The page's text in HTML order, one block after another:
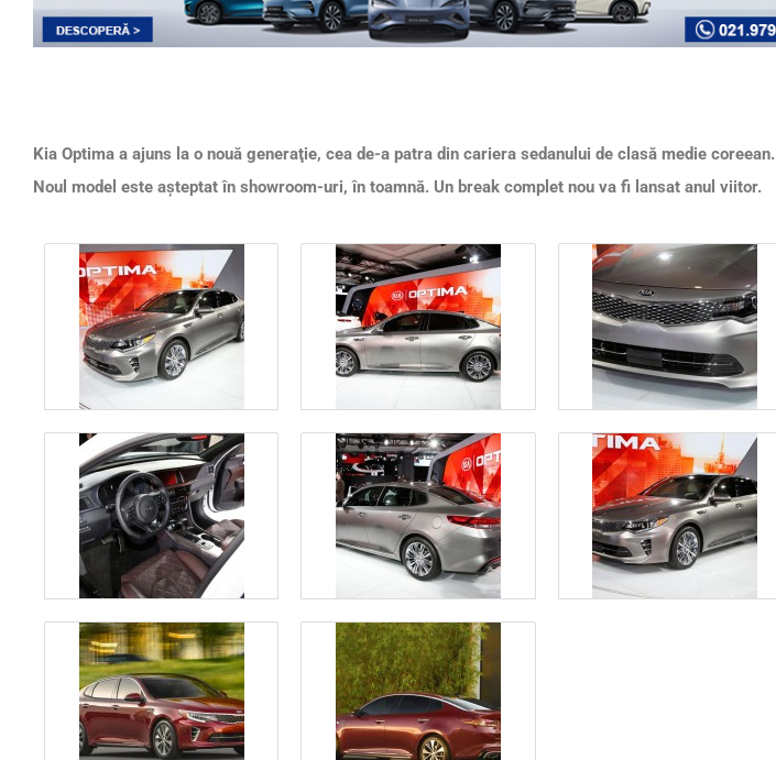
Kia Optima a ajuns la o nouă generaţie, cea de-a patra din cariera sedanului de clasă medie coreean.
Noul model este aşteptat în showroom-uri, în toamnă. Un break complet nou va fi lansat anul viitor.